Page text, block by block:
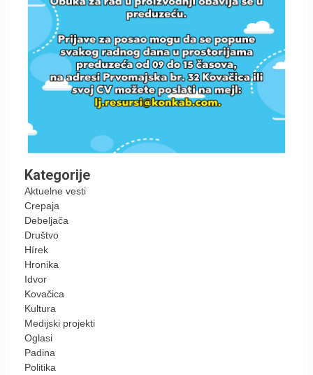
Kategorije
Aktuelne vesti
Crepaja
Debeljača
Društvo
Hírek
Hronika
Idvor
Kovačica
Kultura
Medijski projekti
Oglasi
Padina
Politika